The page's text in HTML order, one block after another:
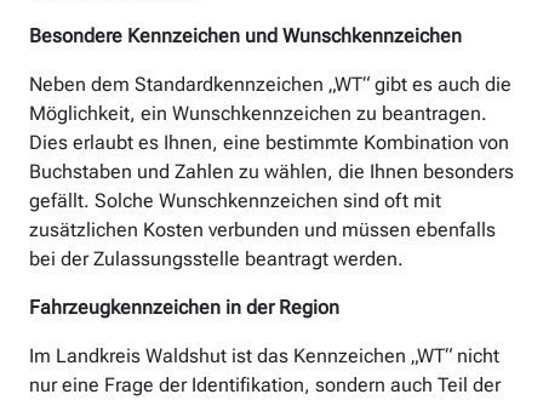
Besondere Kennzeichen und Wunschkennzeichen
Neben dem Standardkennzeichen „WT“ gibt es auch die
Möglichkeit, ein Wunschkennzeichen zu beantragen.
Dies erlaubt es Ihnen, eine bestimmte Kombination von
Buchstaben und Zahlen zu wählen, die Ihnen besonders
gefällt. Solche Wunschkennzeichen sind oft mit
zusätzlichen Kosten verbunden und müssen ebenfalls
bei der Zulassungsstelle beantragt werden.
Fahrzeugkennzeichen in der Region
Im Landkreis Waldshut ist das Kennzeichen „WT“ nicht
nur eine Frage der Identifikation, sondern auch Teil der